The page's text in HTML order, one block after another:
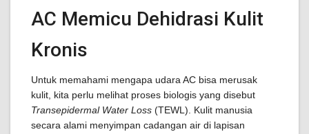
AC Memicu Dehidrasi Kulit
Kronis
Untuk memahami mengapa udara AC bisa merusak
kulit, kita perlu melihat proses biologis yang disebut
Transepidermal Water Loss (TEWL). Kulit manusia
secara alami menyimpan cadangan air di lapisan